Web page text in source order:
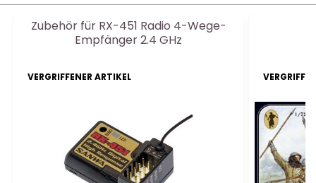
Zubehör für RX-451 Radio 4-Wege-
Empfänger 2.4 GHz
VERGRIFFENER ARTIKEL